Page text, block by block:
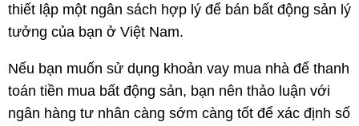
thiết lập một ngân sách hợp lý để bán bất động sản lý
tưởng của bạn ở Việt Nam.
Nếu bạn muốn sử dụng khoản vay mua nhà để thanh
toán tiền mua bất động sản, bạn nên thảo luận với
ngân hàng tư nhân càng sớm càng tốt để xác định số